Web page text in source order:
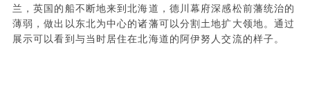
兰，英国的船不断地来到北海道，德川幕府深感松前藩统治的
薄弱，做出以东北为中心的诸藩可以分割土地扩大领地。通过
展示可以看到与当时居住在北海道的阿伊努人交流的样子。